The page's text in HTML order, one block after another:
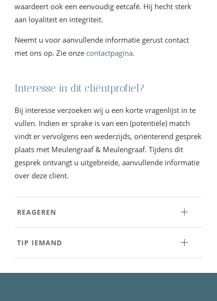
waardeert ook een eenvoudig eetcafé. Hij hecht sterk
aan loyaliteit en integriteit.
Neemt u voor aanvullende informatie gerust contact
met ons op. Zie onze contactpagina.
Interesse in dit cliëntprofiel?
Bij interesse verzoeken wij u een korte vragenlijst in te
vullen. Indien er sprake is van een (potentiële) match
vindt er vervolgens een wederzijds, oriënterend gesprek
plaats met Meulengraaf & Meulengraaf. Tijdens dit
gesprek ontvangt u uitgebreide, aanvullende informatie
over deze cliënt.
REAGEREN
TIP IEMAND